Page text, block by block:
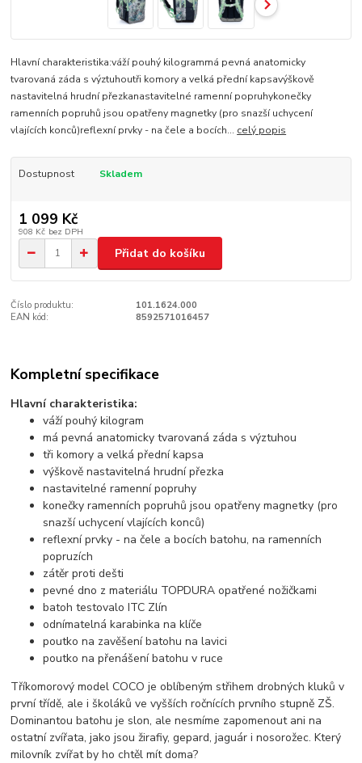
Hlavní charakteristika:váží pouhý kilogrammá pevná anatomicky
tvarovaná záda s výztuhoutři komory a velká přední kapsavýškově
nastavitelná hrudní přezkanastavitelné ramenní popruhykonečky
ramenních popruhů jsou opatřeny magnetky (pro snazší uchycení
vlajících konců)reflexní prvky - na čele a bocích... celý popis
Dostupnost Skladem
1 099 Kč
908 Kč bez DPH
Přidat do košíku
Číslo produktu:
101.1624.000
EAN kód:
8592571016457
Kompletní specifikace
Hlavní charakteristika:
váží pouhý kilogram
má pevná anatomicky tvarovaná záda s výztuhou
tři komory a velká přední kapsa
výškově nastavitelná hrudní přezka
nastavitelné ramenní popruhy
konečky ramenních popruhů jsou opatřeny magnetky (pro
snazší uchycení vlajících konců)
reflexní prvky - na čele a bocích batohu, na ramenních
popruzích
zátěr proti dešti
pevné dno z materiálu TOPDURA opatřené nožičkami
batoh testovalo ITC Zlín
odnímatelná karabinka na klíče
poutko na zavěšení batohu na lavici
poutko na přenášení batohu v ruce
Tříkomorový model COCO je oblíbeným střihem drobných kluků v
první třídě, ale i školáků ve vyšších ročnících prvního stupně ZŠ.
Dominantou batohu je slon, ale nesmíme zapomenout ani na
ostatní zvířata, jako jsou žirafiy, gepard, jaguár i nosorožec. Který
milovník zvířat by ho chtěl mít doma?